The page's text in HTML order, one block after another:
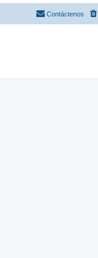
Contáctenos